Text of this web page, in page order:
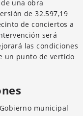
una obra
de 32.597,19
de conciertos a
será
las condiciones
un punto de vertido
municipal